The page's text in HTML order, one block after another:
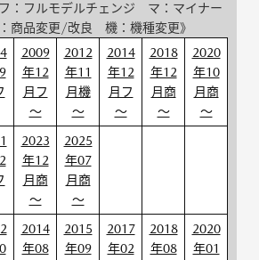
：フルモデルチェンジ マ：マイナー
商品変更/改良 機：機種変更》
2009
年12
月フ
～
2012
年11
月機
～
2014
年12
月フ
～
2018
年12
月商
～
2020
年10
月商
～
2023
年12
月商
～
2025
年07
月商
～
2014
年08
2015
年09
2017
年02
2018
年08
2020
年01